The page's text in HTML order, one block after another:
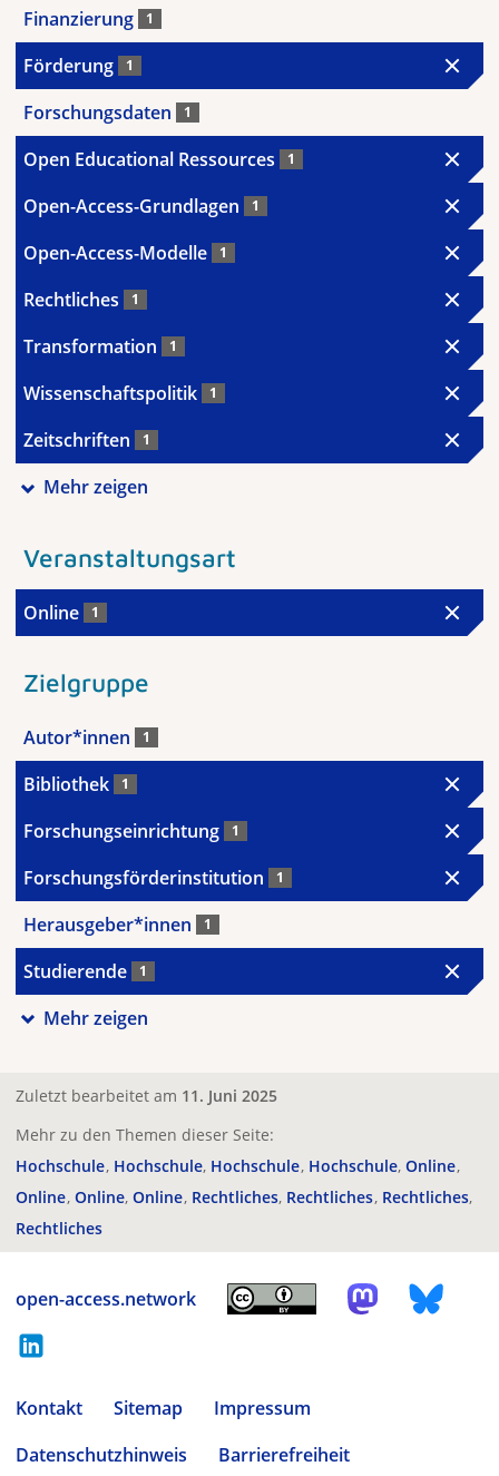
Finanzierung 1
Förderung 1
Forschungsdaten 1
Open Educational Ressources 1
Open-Access-Grundlagen 1
Open-Access-Modelle 1
Rechtliches 1
Transformation 1
Wissenschaftspolitik 1
Zeitschriften 1
Mehr zeigen
Veranstaltungsart
Online 1
Zielgruppe
Autor*innen 1
Bibliothek 1
Forschungseinrichtung 1
Forschungsförderinstitution 1
Herausgeber*innen 1
Studierende 1
Mehr zeigen
Zuletzt bearbeitet am 11. Juni 2025
Mehr zu den Themen dieser Seite:
Hochschule Hochschule Hochschule Hochschule Online
Online Online Online Rechtliches Rechtliches Rechtliches
Rechtliches
open-access.network
Kontakt Sitemap
Impressum
Datenschutzhinweis
Barrierefreiheit